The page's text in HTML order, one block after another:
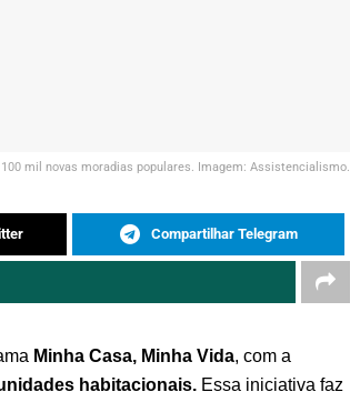
mil novas moradias populares. Imagem: Assistencialismo.
Compartilhar Telegram
Minha Casa, Minha Vida, com a
habitacionais. Essa iniciativa faz